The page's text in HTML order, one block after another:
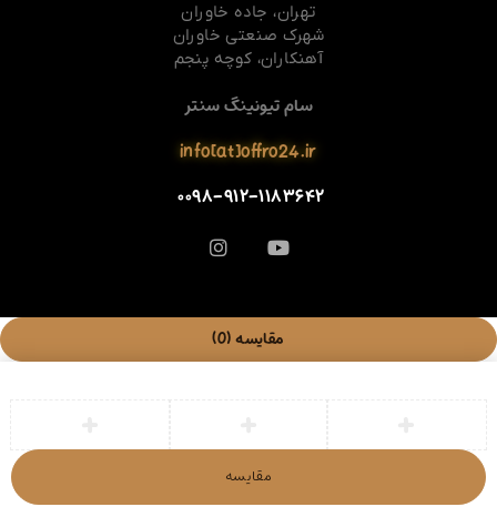
تهران، جاده خاوران
شهرک صنعتی خاوران
آهنکاران، کوچه پنجم
سام تیونینگ سنتر
info[at]offro24.ir
۰۰۹۸-۹۱۲-۱۱۸۳۶۴۲
مقایسه(0)
مقایسه